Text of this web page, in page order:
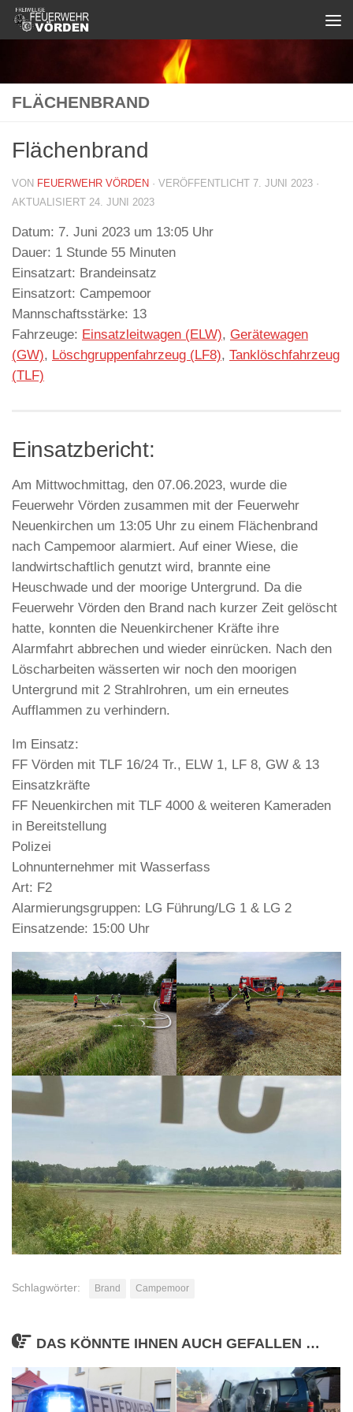
Zum Inhalt springen
FLÄCHENBRAND
Flächenbrand
VON FEUERWEHR VÖRDEN · VERÖFFENTLICHT 7. JUNI 2023 ·
AKTUALISIERT 24. JUNI 2023
Datum: 7. Juni 2023 um 13:05 Uhr
Dauer: 1 Stunde 55 Minuten
Einsatzart: Brandeinsatz
Einsatzort: Campemoor
Mannschaftsstärke: 13
Fahrzeuge: Einsatzleitwagen (ELW), Gerätewagen
(GW), Löschgruppenfahrzeug (LF8), Tanklöschfahrzeug
(TLF)
Einsatzbericht:
Am Mittwochmittag, den 07.06.2023, wurde die
Feuerwehr Vörden zusammen mit der Feuerwehr
Neuenkirchen um 13:05 Uhr zu einem Flächenbrand
nach Campemoor alarmiert. Auf einer Wiese, die
landwirtschaftlich genutzt wird, brannte eine
Heuschwade und der moorige Untergrund. Da die
Feuerwehr Vörden den Brand nach kurzer Zeit gelöscht
hatte, konnten die Neuenkirchener Kräfte ihre
Alarmfahrt abbrechen und wieder einrücken. Nach den
Löscharbeiten wässerten wir noch den moorigen
Untergrund mit 2 Strahlrohren, um ein erneutes
Aufflammen zu verhindern.
Im Einsatz:
FF Vörden mit TLF 16/24 Tr., ELW 1, LF 8, GW & 13
Einsatzkräfte
FF Neuenkirchen mit TLF 4000 & weiteren Kameraden
in Bereitstellung
Polizei
Lohnunternehmer mit Wasserfass
Art: F2
Alarmierungsgruppen: LG Führung/LG 1 & LG 2
Einsatzende: 15:00 Uhr
Schlagwörter: Brand Campemoor
DAS KÖNNTE IHNEN AUCH GEFALLEN …